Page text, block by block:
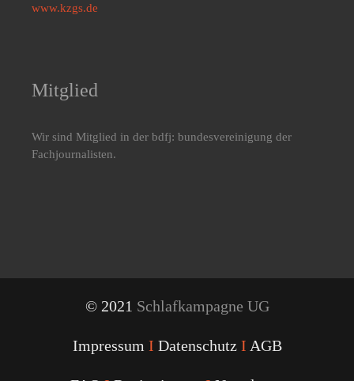
www.kzgs.de
Mitglied
Wir sind Mitglied in der bdfj: bundesvereinigung der
Fachjournalisten.
© 2021 Schlafkampagne UG
Impressum I Datenschutz I AGB